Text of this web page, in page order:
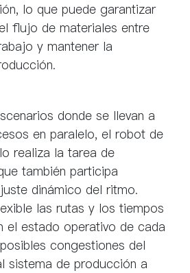
lo que puede garantizar
flujo de materiales entre
y mantener la
donde se llevan a
en paralelo, el robot de
realiza la tarea de
también participa
dinámico del ritmo.
las rutas y los tiempos
el estado operativo de cada
congestiones del
sistema de producción a